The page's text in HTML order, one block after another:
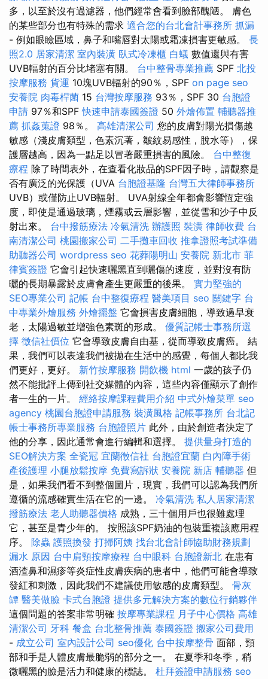
多，以至於沒有過濾器，他們經常會看到臉部醜陋。 膚色
的某些部分也有特殊的需求 適合您的台北會計事務所 抓漏
- 例如眼瞼區域，鼻子和嘴唇對太陽或霜凍損害更敏感。 長
照2.0 居家清潔 室內裝潢 臥式冷凍櫃 白蟻 數值還與有害
UVB輻射的百分比堵塞有關。 台中整骨專業推薦 SPF 北投
按摩服務 貨運 10塊UVB輻射的90％，SPF on page seo
安養院 肉毒桿菌 15 台灣按摩服務 93％，SPF 30 台胞證
申請 97％和SPF快速申請泰國簽證 50 外燴佈置 輔聽器推
薦 抓姦蒐證 98％。 高雄清潔公司 您的皮膚對陽光損傷越
敏感（淺皮膚類型，色素沉著，皺紋易感性，脫水等），保
護層越高，因為一點足以冒著嚴重損害的風險。 台中整復
療程 除了時間表外，在查看化妝品的SPF因子時，請觀察是
否有廣泛的光保護（UVA 台胞證基隆 台灣五大律師事務所
UVB）或僅防止UVB輻射。 UVA射線全年都會影響恆定強
度，即使是通過玻璃，煙霧或云層影響，並從雪和沙子中反
射出來。 台中撥筋療法 冷氣清洗 辦護照 裝潢 律師收費 台
南清潔公司 桃園搬家公司 二手攤車回收 推拿證照考試準備
助聽器公司 wordpress seo 花葬陽明山 安養院 新北市 菲
律賓簽證 它會引起快速曬黑直到曬傷的速度，並對沒有防
曬的長期暴露於皮膚會產生更嚴重的後果。 實力堅強的
SEO專業公司 記帳 台中整復療程 醫美項目 seo 關鍵字 台
中專業外燴服務 外燴擺盤 它會損害皮膚細胞，導致過早衰
老，太陽過敏並增強色素斑的形成。 優質記帳士事務所選
擇 徵信社價位 它會導致皮膚自由基，從而導致皮膚癌。 結
果，我們可以表達我們被拋在生活中的感覺，每個人都比我
們更好，更好。 新竹按摩服務 開飲機 html 一歲的孩子仍
然不能批評上傳到社交媒體的內容，這些內容僅顯示了創作
者一生的一片。 經絡按摩課程費用介紹 中式外燴菜單 seo
agency 桃園台胞證申請服務 裝潢風格 記帳事務所 台北記
帳士事務所專業服務 台胞證照片 此外，由於創造者決定了
他的分享，因此通常會進行編輯和選擇。 提供量身打造的
SEO解決方案 全瓷冠 宜蘭徵信社 台胞證宜蘭 白內障手術
產後護理 小腿放鬆按摩 免費寫訴狀 安養院 新店 輔聽器 但
是，如果我們看不到整個圖片，現實，我們可以認為我們所
遵循的流感確實生活在它的一邊。 冷氣清洗 私人居家清潔
撥筋療法 老人助聽器價格 成熟，三十個用戶也很難處理
它，甚至是青少年的。 按照該SPF奶油的包裝重複該應用程
序。 除蟲 護照換發 打掃阿姨 找台北會計師協助財務規劃
漏水 原因 台中肩頸按摩療程 台中眼科 台胞證新北 在患有
酒渣鼻和濕疹等炎症性皮膚疾病的患者中，他們可能會導致
發紅和刺激，因此我們不建議使用敏感的皮膚類型。 骨灰
罈 醫美做臉 卡式台胞證 提供多元解決方案的數位行銷夥伴
這個問題的答案非常明確 按摩專業課程 月子中心價格 高雄
清潔公司 牙科 餐盒 台北整骨推薦 泰國簽證 搬家公司費用
- 成立公司 室內設計公司 seo優化 台中按摩整骨 面部，頸
部和手是人體皮膚最脆弱的部分之一。 在夏季和冬季，稍
微曬黑的臉是活力和健康的標誌。 杜拜簽證申請服務 seo